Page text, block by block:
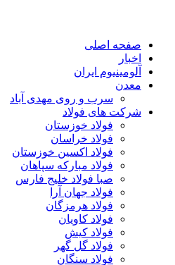
صفحه اصلی
اخبار
آلومینیوم ایران
معدن
سرب و روی مهدی آباد
شرکت های فولاد
فولاد خوزستان
فولاد خراسان
فولاد اکسین خوزستان
فولاد مبارکه سپاهان
صبا فولاد خلیج فارس
فولاد جهان آرا
فولاد هرمزگان
فولاد کاویان
فولاد کیش
فولاد گل گهر
فولاد سنگان